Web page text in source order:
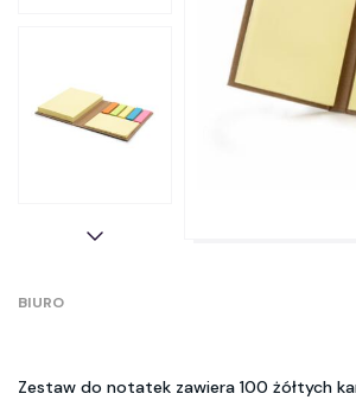
BIURO
Zestaw do notatek zawiera 100 żółtych